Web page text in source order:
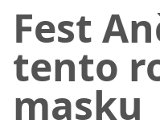
Fest
tento
masku